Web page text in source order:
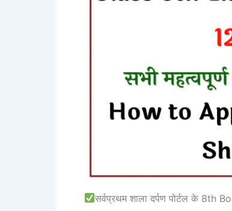
सर्वप्रथम शाला दर्पण पोर्टल के 8th